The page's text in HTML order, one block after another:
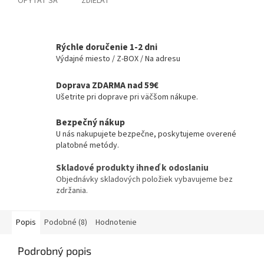
Rýchle doručenie 1-2 dni
Výdajné miesto / Z-BOX / Na adresu
Doprava ZDARMA nad 59€
Ušetrite pri doprave pri väčšom nákupe.
Bezpečný nákup
U nás nakupujete bezpečne, poskytujeme overené
platobné metódy.
Skladové produkty ihneď k odoslaniu
Objednávky skladových položiek vybavujeme bez
zdržania.
Popis Podobné (8) Hodnotenie
Podrobný popis